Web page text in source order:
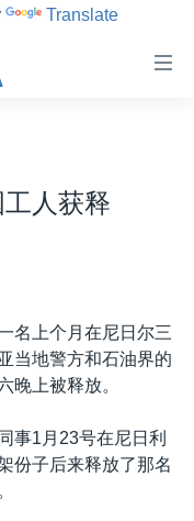
Translate
人获释
名上个月在尼日尔三
当地警方和石油界的
晚上被释放。
事1月23号在尼日利
份子后来释放了那名